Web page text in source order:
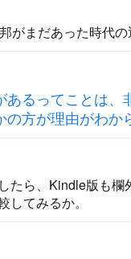
がまだあった時代
あるってことは
方が理由がわか
たら、Kindle版も
してみるか。